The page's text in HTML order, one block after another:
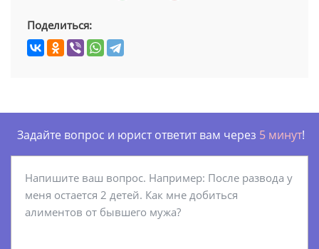
Поделиться:
Задайте вопрос и юрист ответит вам через 5 минут!